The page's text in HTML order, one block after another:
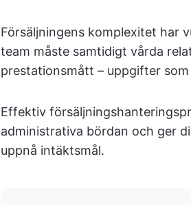
Försäljningens komplexitet har
team måste samtidigt vårda
prestationsmått – uppgifter
Effektiv
administrativa bördan och ger
uppnå intäktsmål.